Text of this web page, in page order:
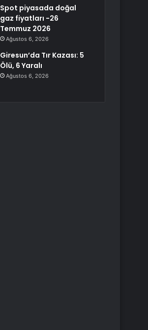
Spot piyasada doğal
gaz fiyatları -26
Temmuz 2026
Ağustos 6, 2026
Giresun’da Tır Kazası: 5
Ölü, 6 Yaralı
Ağustos 6, 2026